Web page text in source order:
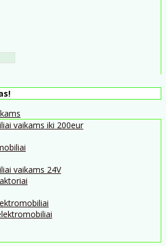
vaikams iki 200eur
vaikams 24V